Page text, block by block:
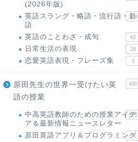
(2026年版)
英語スラング・略語・流行語・新
語
119
英語のことわざ・成句 62
日常生活の表現 28
恋愛英語表現・フレーズ集 3
原田先生の世界一受けたい英
語の授業
400
中高英語教師のための授業アイデ
ア＆最新情報ニュースレター
171
原田英語アプリ＆プログラミング
31